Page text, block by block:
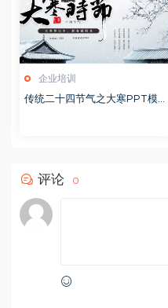
企业培训
传统二十四节气之大寒PPT模
评论 0